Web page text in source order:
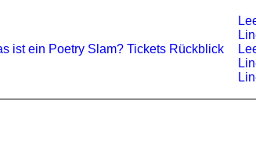
ist ein Poetry Slam? Tickets Rückblick